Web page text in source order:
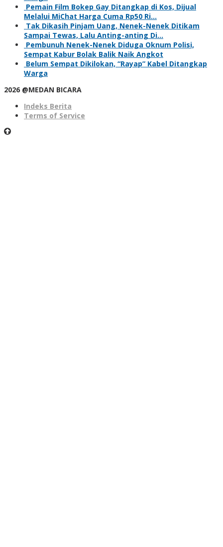
Pemain Film Bokep Gay Ditangkap di Kos, Dijual
Melalui MiChat Harga Cuma Rp50 Ri…
Tak Dikasih Pinjam Uang, Nenek-Nenek Ditikam
Sampai Tewas, Lalu Anting-anting Di…
Pembunuh Nenek-Nenek Diduga Oknum Polisi,
Sempat Kabur Bolak Balik Naik Angkot
Belum Sempat Dikilokan, “Rayap” Kabel Ditangkap
Warga
2026 @MEDAN BICARA
Indeks Berita
Terms of Service